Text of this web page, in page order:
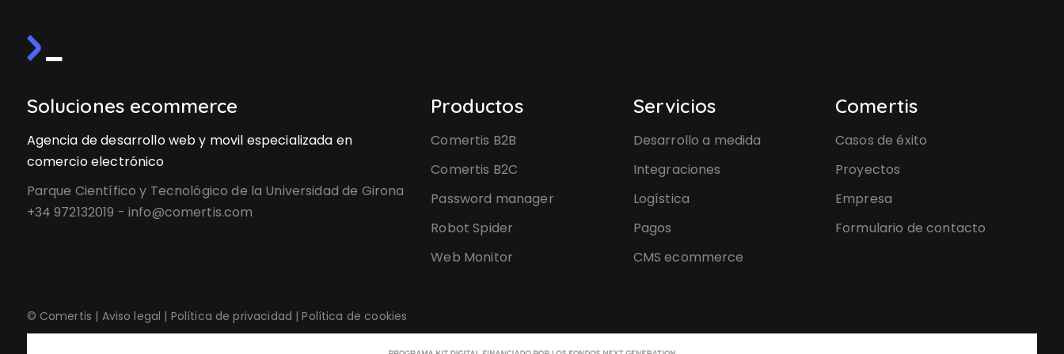
Soluciones ecommerce
Agencia de desarrollo web y movil especializada en
comercio electrónico
Parque Científico y Tecnológico de la Universidad de Girona
+34 972132019 - info@comertis.com
Productos
Comertis B2B
Comertis B2C
Password manager
Robot Spider
Web Monitor
Servicios
Desarrollo a medida
Integraciones
Logística
Pagos
CMS ecommerce
Comertis
Casos de éxito
Proyectos
Empresa
Formulario de contacto
© Comertis | Aviso legal | Política de privacidad |Política de cookies